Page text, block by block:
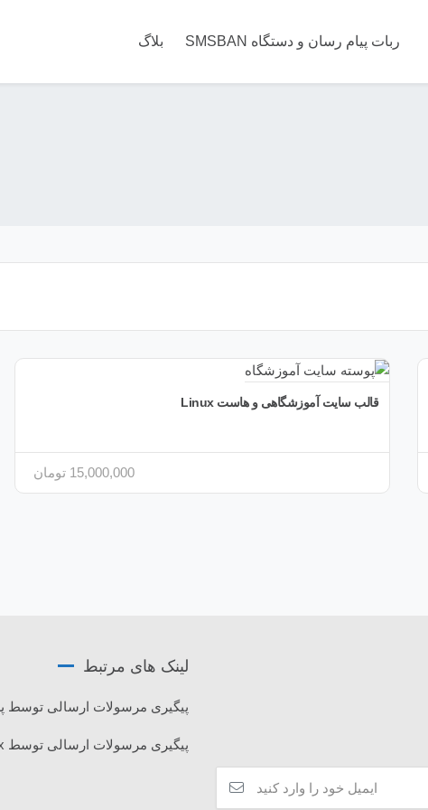
ربات پیام رسان و دستگاه SMSBAN بلاگ
قالب سایت آموزشگاهی و هاست Linux
15,000,000 تومان
لینک های مرتبط
پیگیری مرسولات ارسالی
پیگیری مرسولات ارسالی توسط Tipax